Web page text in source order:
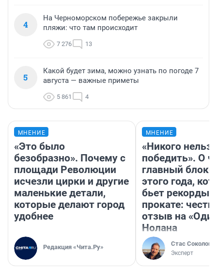
4
На Черноморском побережье закрыли
пляжи: что там происходит
7 276 13
5
Какой будет зима, можно узнать по погоде 7
августа — важные приметы
5 861 4
МНЕНИЕ
«Это было
безобразно». Почему с
площади Революции
исчезли цирки и другие
маленькие детали,
которые делают город
удобнее
Редакция «Чита.Ру»
МНЕНИЕ
«Никого нельзя
победить». О
главный
этого года,
бьет рекорды в
прокате:
отзыв на
Нолана
Стас Соколов
Эксперт